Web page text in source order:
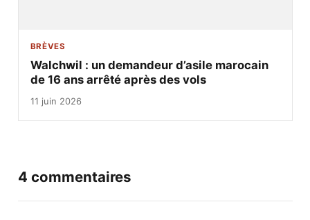
BRÈVES
Walchwil : un demandeur d’asile marocain
de 16 ans arrêté après des vols
11 juin 2026
4 commentaires